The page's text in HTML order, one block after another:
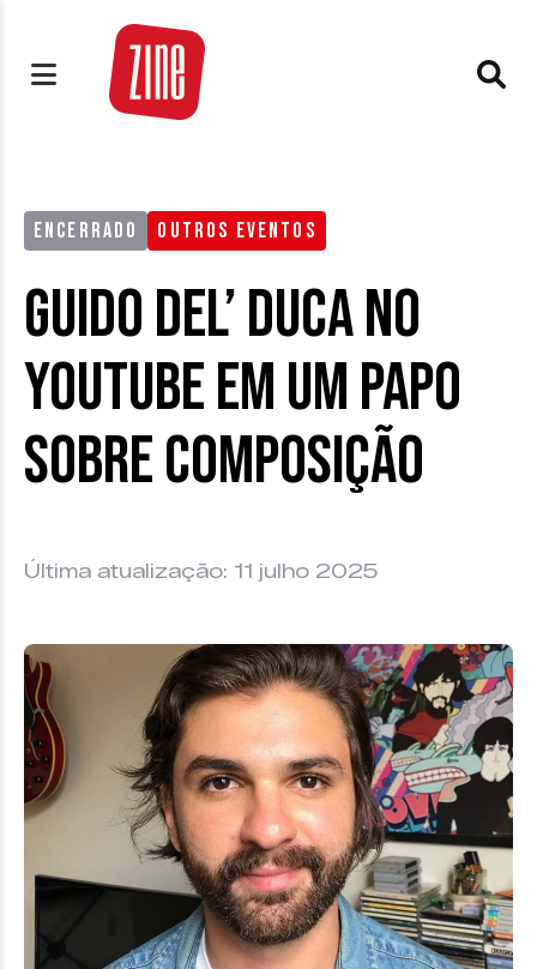
ENCERRADO OUTROS EVENTOS
Guido Del’ Duca no
YouTube em um papo
sobre composição
Última atualização: 11 julho 2025